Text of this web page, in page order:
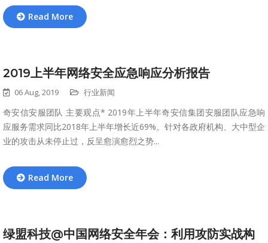
Read More
2019上半年网络安全应急响应分析报告
06 Aug, 2019 行业新闻
奇安信安服团队 主要观点* 2019年上半年奇安信集团安服团队应急响
应服务需求同比2018年上半年增长近69%。针对各政府机构、大中型企
业的攻击从未停止过，反呈愈演愈烈之势...
Read More
绿盟科技@中国网络安全年会：利用攻防实战构